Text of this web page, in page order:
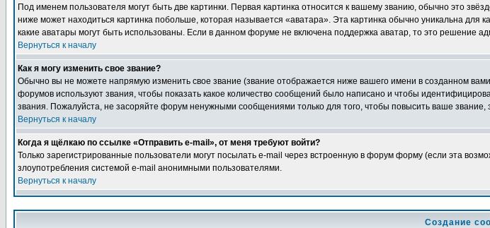
Под именем пользователя могут быть две картинки. Первая картинка относится к вашему званию, обычно это
ниже может находиться картинка побольше, которая называется «аватара». Эта картинка обычно уникальна для
какие аватары могут быть использованы. Если в данном форуме не включена поддержка аватар, то это решение
Вернуться к началу
Как я могу изменить свое звание?
Обычно вы не можете напрямую изменить свое звание (звание отображается ниже вашего имени в созданном
форумов используют звания, чтобы показать какое количество сообщений было написано и чтобы
звания. Пожалуйста, не засоряйте форум ненужными сообщениями только для того, чтобы повысить ваше
Вернуться к началу
Когда я щёлкаю по ссылке «Отправить e-mail», от меня требуют войти?
Только зарегистрированные пользователи могут посылать e-mail через встроенную в форум форму (если эта
злоупотребления системой e-mail анонимными пользователями.
Вернуться к началу
Создание